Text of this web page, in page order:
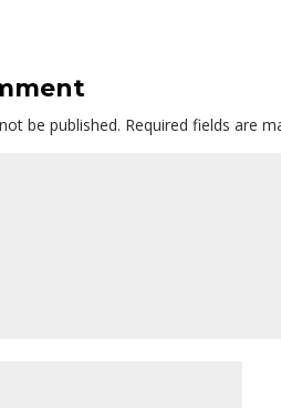
be published. Required fields are